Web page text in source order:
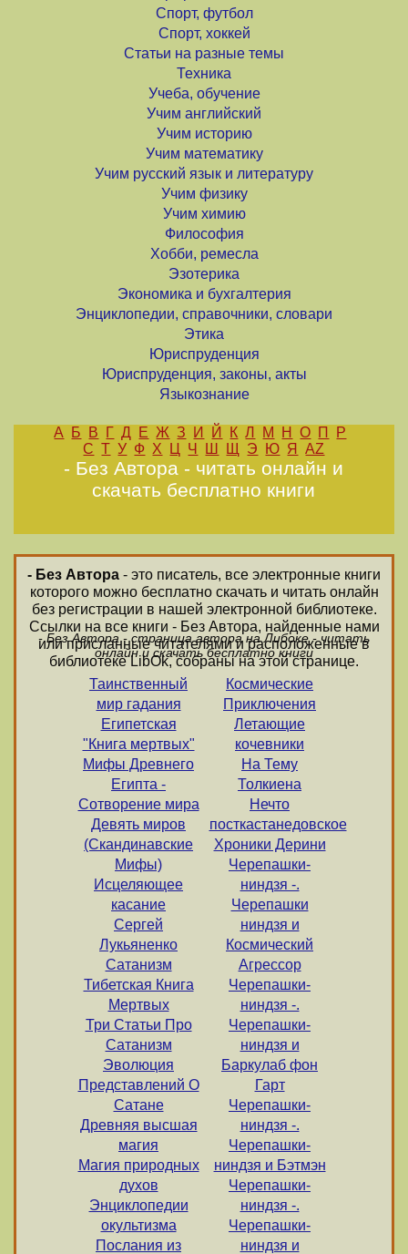
Спорт, футбол
Спорт, хоккей
Статьи на разные темы
Техника
Учеба, обучение
Учим английский
Учим историю
Учим математику
Учим русский язык и литературу
Учим физику
Учим химию
Философия
Хобби, ремесла
Эзотерика
Экономика и бухгалтерия
Энциклопедии, справочники, словари
Этика
Юриспруденция
Юриспруденция, законы, акты
Языкознание
А Б В Г Д Е Ж З И Й К Л М Н О П
Р
С Т У Ф Х Ц Ч Ш Щ Э Ю Я AZ
- Без Автора - читать онлайн и
скачать бесплатно книги
- Без Автора - это писатель, все электронные книги
которого можно бесплатно скачать и читать онлайн
без регистрации в нашей электронной библиотеке.
Ссылки на все книги - Без Автора, найденные нами
или присланные читателями и расположенные в
библиотеке LibOk, собраны на этой странице.
- Без Автора - страница автора на Либоке - читать
онлайн и скачать бесплатно книги
Таинственный
мир гадания
Египетская
"Книга мертвых"
Мифы Древнего
Египта -
Сотворение мира
Девять миров
(Скандинавские
Мифы)
Исцеляющее
касание
Сергей
Лукьяненко
Сатанизм
Тибетская Книга
Мертвых
Три Статьи Про
Сатанизм
Эволюция
Представлений О
Сатане
Древняя высшая
магия
Магия природных
духов
Энциклопедии
окультизма
Послания из
Космические
Приключения
Летающие
кочевники
На Тему
Толкиена
Нечто
посткастанедовское
Хроники Дерини
Черепашки-
ниндзя -.
Черепашки
ниндзя и
Космический
Агрессор
Черепашки-
ниндзя -.
Черепашки-
ниндзя и
Баркулаб фон
Гарт
Черепашки-
ниндзя -.
Черепашки-
ниндзя и Бэтмэн
Черепашки-
ниндзя -.
Черепашки-
ниндзя и